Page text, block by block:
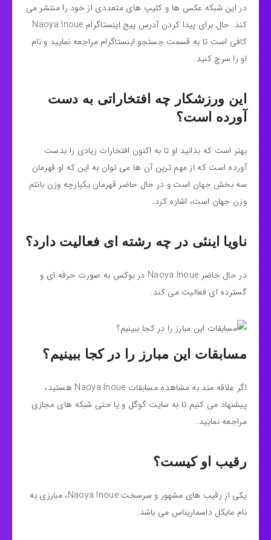
در این شبکه‌ عکس ها و کلیپ های متعددی از خود را منتشر می‌
کند. حال برای پیدا کردن آدرس پیج اینستاگرام Naoya Inoue
کافی است تا به قسمت جستجو اینستاگرام مراجعه نمایید و نام
او را سرچ کنید.
این ورزشکار چه افتخاراتی به دست
آورده است؟
بهتر است که بدانید او تا به اکنون افتخارات زیادی را بدست
آورده است که از مهم ترین آن ها می توان به این که او قهرمان
سه بخش جهان است و در حال حاضر قهرمان یکپارچه وزن بانتم
وزن جهان است، اشاره کرد.
ناویا اینئی در چه رشته ای فعالیت دارد؟
در حال حاضر Naoya Inoue در بوکس به صورت حرفه ای و
گسترده ای فعالیت می کند.
مسابقات این مبارز را در کجا ببینیم؟
اگر علاقه مند به مشاهده مسابقات Naoya Inoue هستید،
پیشنهاد می کنیم تا به سایت گوگل و یا حتی شبکه‌ های مجازی
مراجعه نمایید.
رقیب او کیست؟
یکی از رقیب های مشهور و سرسخت Naoya Inoue، مبارزی به
نام مایکل داسماریناس می باشد.